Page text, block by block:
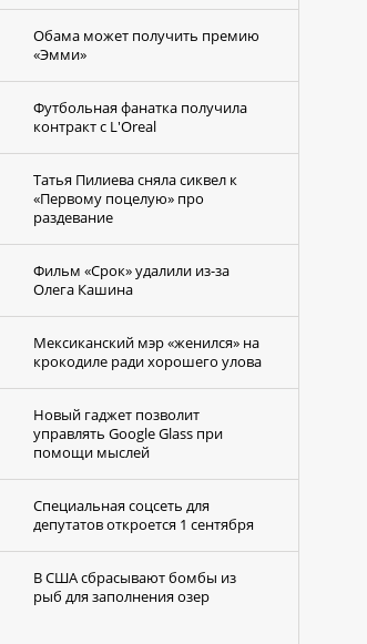
Обама может получить премию
«Эмми»
Футбольная фанатка получила
контракт с L'Oreal
Татья Пилиева сняла сиквел к
«Первому поцелую» про
раздевание
Фильм «Срок» удалили из-за
Олега Кашина
Мексиканский мэр «женился» на
крокодиле ради хорошего улова
Новый гаджет позволит
управлять Google Glass при
помощи мыслей
Специальная соцсеть для
депутатов откроется 1 сентября
В США сбрасывают бомбы из
рыб для заполнения озер